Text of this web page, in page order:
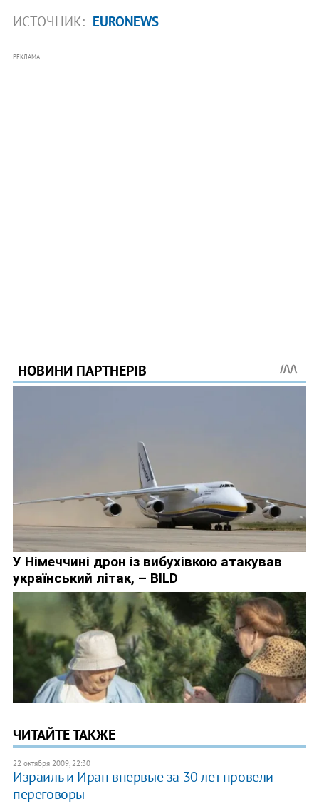
ИСТОЧНИК: EURONEWS
РЕКЛАМА
ЧИТАЙТЕ ТАКЖЕ
22 октября 2009, 22:30
Израиль и Иран впервые за 30 лет провели
переговоры